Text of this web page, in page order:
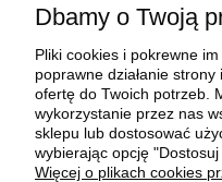
Przykład wykazu materiałów
Producent
GARDENA Germany AB
PO Box 160 89
SE-103 92 Sztokholm,
Dbamy o Twoją
Pliki cookies i pokrewne
poprawne działanie
ofertę do Twoich potrzeb.
wykorzystanie przez nas
sklepu lub dostosować
wybierając opcję "Dostosuj
Więcej o plikach cookies